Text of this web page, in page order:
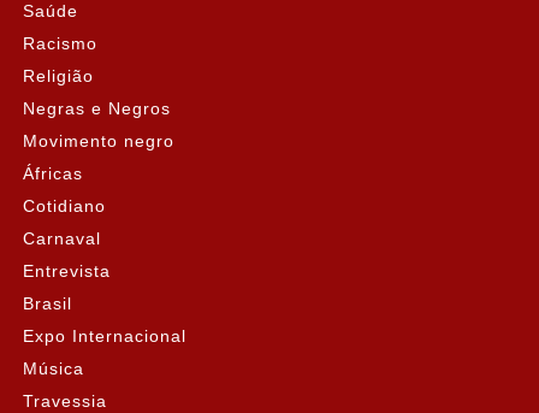
Saúde
Racismo
Religião
Negras e Negros
Movimento negro
Áfricas
Cotidiano
Carnaval
Entrevista
Brasil
Expo Internacional
Música
Travessia